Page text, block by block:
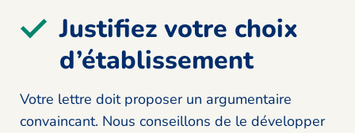
Justifiez votre choix
d’établissement
Votre lettre doit proposer un argumentaire
convaincant. Nous conseillons de le développer